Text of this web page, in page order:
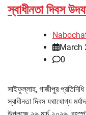
স্বাধীনতা দিবস
March
0
সাইফুল্লাহ, গাজীপুর প্রতিনিধি
স্বাধীনতা দিবস যথাযোগ্য